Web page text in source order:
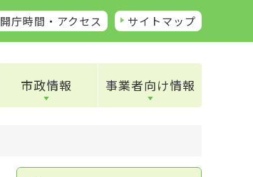
開庁時間・アクセス サイトマップ
市政情報 事業者向け情報